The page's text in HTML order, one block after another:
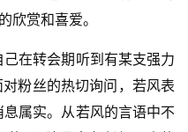
欣赏和喜爱。
在转会期听到有某支强力
粉丝的热切询问，若风表
属实。从若风的言语中不